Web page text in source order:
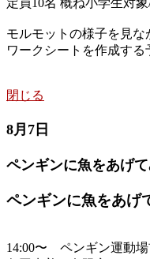
定員10名 概ね小学生対
モルモットの様子を見な
ワークシートを作成する
閉じる
8月7日
ペンギンに魚をあげて
ペンギンに魚をあげ
14:00〜 ペンギン運動